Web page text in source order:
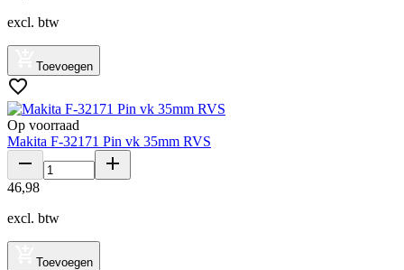
excl. btw
Toevoegen
Op voorraad
Makita F-32171 Pin vk 35mm RVS
46,98
excl. btw
Toevoegen